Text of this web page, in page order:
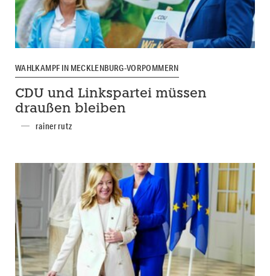
WAHLKAMPF IN MECKLENBURG-VORPOMMERN
CDU und Linkspartei müssen
draußen bleiben
rainer rutz